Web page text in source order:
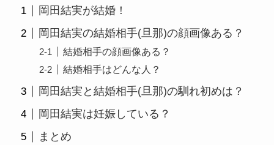
岡田結実が結婚！
岡田結実の結婚相手(旦那)の顔画像ある？
結婚相手の顔画像ある？
結婚相手はどんな人？
岡田結実と結婚相手(旦那)の馴れ初めは？
岡田結実は妊娠している？
まとめ